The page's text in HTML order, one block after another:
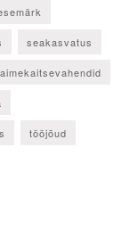
seakasvatus
tööjõud